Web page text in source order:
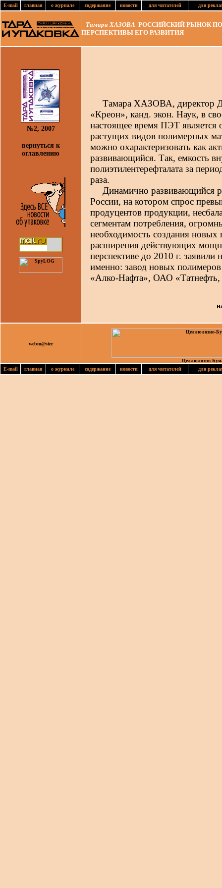
E-mail главная о журнале содержание новости для читателей для
Тамара ХАЗОВА РОССИЙСКИЙ РЫНОК
ПЕРСПЕКТИВЫ ЕГО РАЗВИТИЯ
№2, 2007
вернуться к
оглавлению
Тамара ХАЗОВА, директор
«Креон», канд. экон. Наук, в
настоящее время ПЭТ является
растущих видов полимерных
можно охарактеризовать как
развивающийся. Так, емкость
полиэтилентерефталата за
раза.
Динамично развивающийся
России, на котором спрос
продуцентов продукции,
сегментам потребления,
необходимость создания
расширения действующих
перспективе до 2010 г. заявили
именно: завод новых
«Алко-Нафта», ОАО
webm@ster
Целлюлозно-
E-mail
главная о журнале содержание новости для читателей для